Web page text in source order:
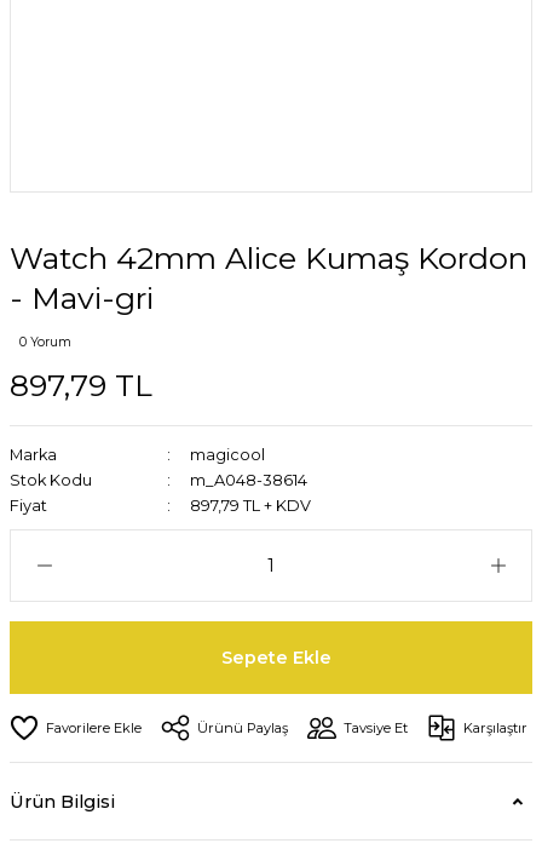
Watch 42mm Alice Kumaş Kordon
- Mavi-gri
0 Yorum
897,79 TL
Marka
magicool
Stok Kodu
m_A048-38614
Fiyat
897,79 TL + KDV
Sepete Ekle
Ürünü Paylaş Tavsiye Et Karşılaştır
Ürün Bilgisi